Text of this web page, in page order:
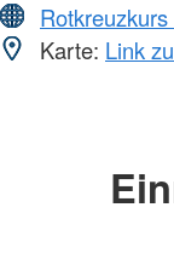
Karte: Link